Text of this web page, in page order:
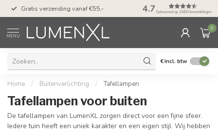
Gratis verzending vanaf €55,- 50 dagen
met Klarna
4.7 Gebaseerd op 24393 beoordelingen
MENU
0
€Incl. btw
Home / Buitenverlichting / Tafellampen
Tafellampen voor buiten
De tafellampen van LumenXL zorgen direct voor een fijne sfeer.
Iedere tuin heeft een uniek karakter en een eigen stijl. Wij hebben